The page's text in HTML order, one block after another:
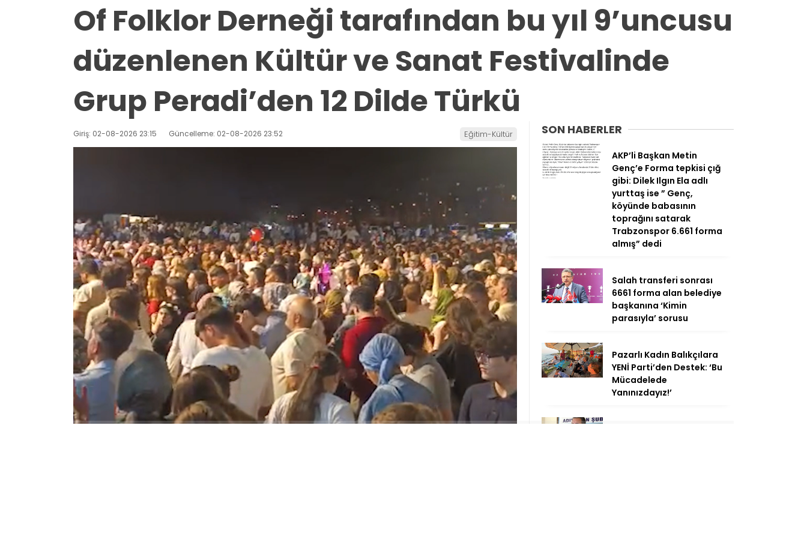
Of Folklor Derneği tarafından bu yıl 9’uncusu
düzenlenen Kültür ve Sanat Festivalinde
Grup Peradi’den 12 Dilde Türkü
Giriş: 02-08-2026 23:15 Güncelleme: 02-08-2026 23:52 Eğitim-Kültür SON HABERLER
AKP’li Başkan Metin
Genç’e Forma tepkisi çığ
gibi: Dilek Ilgın Ela adlı
yurttaş ise ” Genç,
köyünde babasının
toprağını satarak
Trabzonspor 6.661 forma
almış” dedi
Salah transferi sonrası
6661 forma alan belediye
başkanına ‘Kimin
parasıyla’ sorusu
Pazarlı Kadın Balıkçılara
YENİ Parti’den Destek: ‘Bu
Mücadelede
Yanınızdayız!’